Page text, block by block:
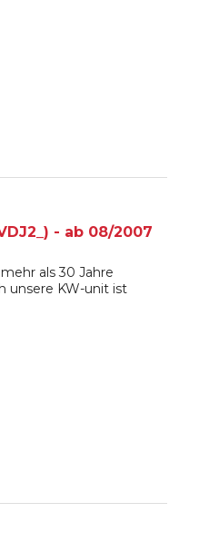
- ab 08/2007
als 30 Jahre
unsere KW-unit ist